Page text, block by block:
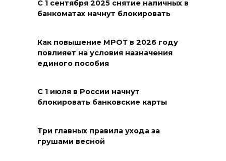
и благоустроят проспект
Платовский
Это стало нашей традицией:
самодельные поилки для
бездомных животных
Журналисты «ДОН 24» вышли
С 1 сентября 2025 снятие наличных в
банкоматах начнут блокировать
Как повышение МРОТ в 2026 году
повлияет на условия назначения
единого пособия
С 1 июля в России начнут
блокировать банковские карты
Три главных правила ухода за
грушами весной